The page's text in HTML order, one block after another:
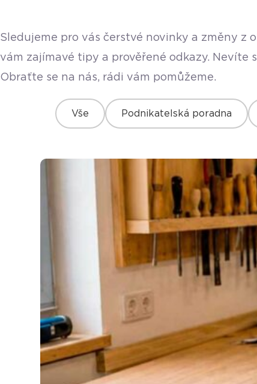
Sledujeme pro vás čerstvé novinky a změny z
vám zajímavé tipy a prověřené odkazy. Nevíte
Obraťte se na nás, rádi vám pomůžeme.
Vše Podnikatelská poradna